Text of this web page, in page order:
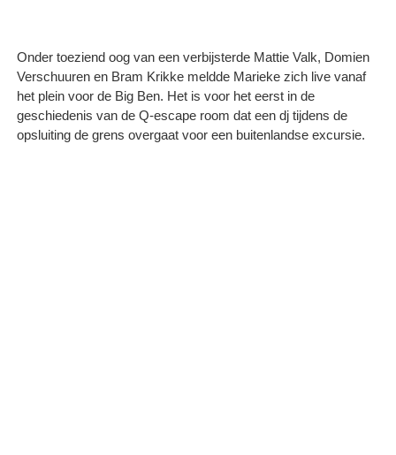
Onder toeziend oog van een verbijsterde Mattie Valk, Domien
Verschuuren en Bram Krikke meldde Marieke zich live vanaf
het plein voor de Big Ben. Het is voor het eerst in de
geschiedenis van de Q-escape room dat een dj tijdens de
opsluiting de grens overgaat voor een buitenlandse excursie.